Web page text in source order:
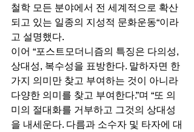
철학 모든 분야에서 전 세계적으로 확산
되고 있는 일종의 지성적 문화운동“이라
고 설명했다.
이어 “포스트모더니즘의 특징은 다의성,
상대성, 복수성을 표방한다. 말하자면 한
가지 의미만 찾고 부여하는 것이 아니라
다양한 의미를 찾고 부여한다.”며 “또 의
미의 절대화를 거부하고 그것의 상대성
을 내세운다. 다름과 소수자 및 타자에 대